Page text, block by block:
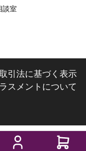
談室
引法に基づく表示
スメントについて